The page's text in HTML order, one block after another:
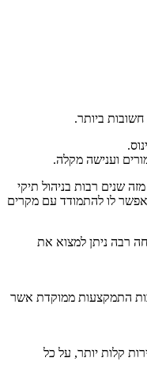
ביותר.
וענישה מקלה.
שנים רבות בניהול תיקי
לו להתמודד עם מקרים
רבה ניתן למצוא את
התמקצעות ממוקדת אשר
קלות יותר, על כל